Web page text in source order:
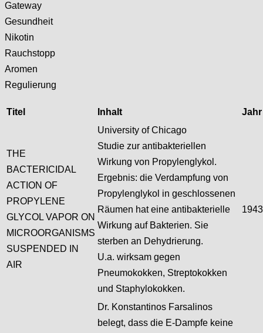
Gateway
Gesundheit
Nikotin
Rauchstopp
Aromen
Regulierung
Titel Inhalt Jahr
THE
BACTERICIDAL
ACTION OF
PROPYLENE
GLYCOL VAPOR ON
MICROORGANISMS
SUSPENDED IN
AIR
University of Chicago
Studie zur antibakteriellen
Wirkung von Propylenglykol.
Ergebnis: die Verdampfung von
Propylenglykol in geschlossenen
Räumen hat eine antibakterielle
Wirkung auf Bakterien. Sie
sterben an Dehydrierung.
U.a. wirksam gegen
Pneumokokken, Streptokokken
und Staphylokokken.
1943
Dr. Konstantinos Farsalinos
belegt, dass die E-Dampfe keine